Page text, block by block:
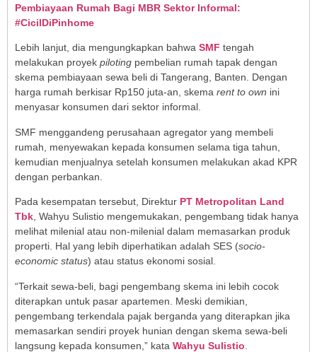
Pembiayaan Rumah Bagi MBR Sektor Informal:
#CicilDiPinhome
Lebih lanjut, dia mengungkapkan bahwa SMF tengah
melakukan proyek piloting pembelian rumah tapak dengan
skema pembiayaan sewa beli di Tangerang, Banten. Dengan
harga rumah berkisar Rp150 juta-an, skema rent to own ini
menyasar konsumen dari sektor informal.
SMF menggandeng perusahaan agregator yang membeli
rumah, menyewakan kepada konsumen selama tiga tahun,
kemudian menjualnya setelah konsumen melakukan akad KPR
dengan perbankan.
Pada kesempatan tersebut, Direktur PT Metropolitan Land
Tbk, Wahyu Sulistio mengemukakan, pengembang tidak hanya
melihat milenial atau non-milenial dalam memasarkan produk
properti. Hal yang lebih diperhatikan adalah SES (socio-
economic status) atau status ekonomi sosial.
“Terkait sewa-beli, bagi pengembang skema ini lebih cocok
diterapkan untuk pasar apartemen. Meski demikian,
pengembang terkendala pajak berganda yang diterapkan jika
memasarkan sendiri proyek hunian dengan skema sewa-beli
langsung kepada konsumen,” kata Wahyu Sulistio